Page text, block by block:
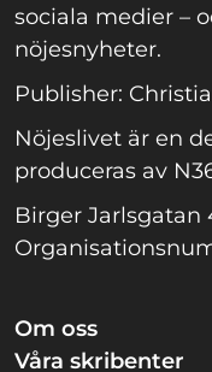
sociala medier –
nöjesnyheter.
Publisher:
Nöjeslivet är en
produceras av
Birger Jarlsgatan
Om oss
Våra skribenter